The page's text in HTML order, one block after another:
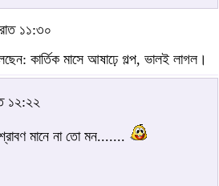
১১:৩০
কার্তিক মাসে আষাঢ়ে গল্প, ভালই লাগল।
১২:২২
মানে না তো মন.......